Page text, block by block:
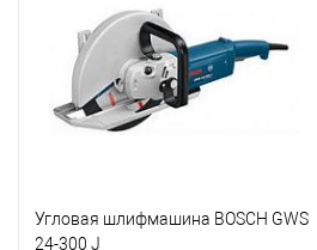
К сравнению
В избранное
В наличии
Угловая шлифмашина BOSCH GWS
24-300 J